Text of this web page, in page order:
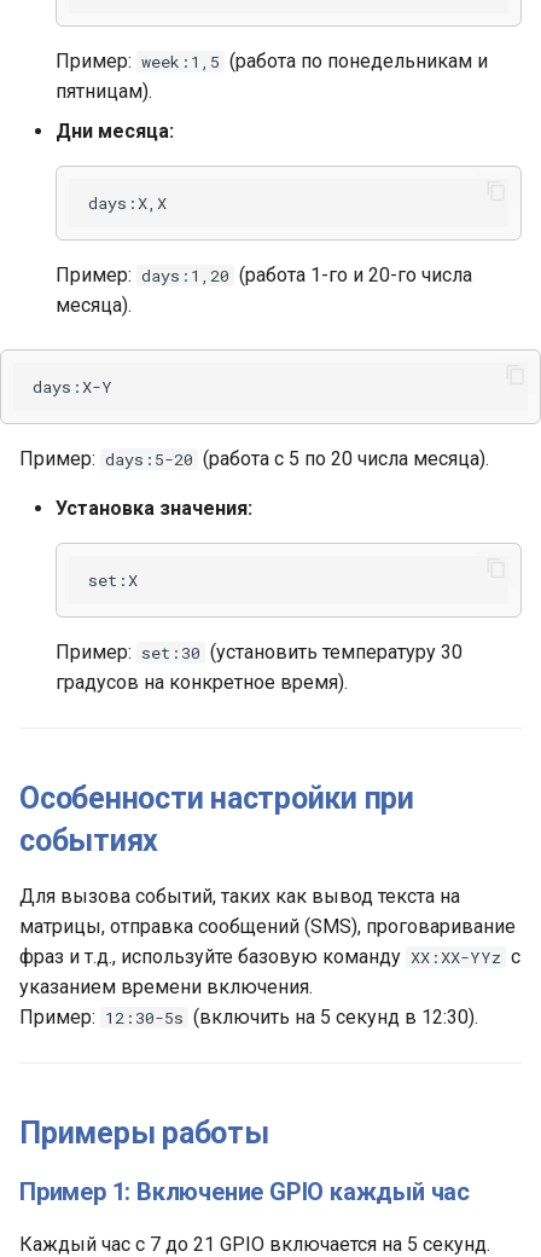
Пример: week:1,5 (работа по понедельникам и
пятницам).
Дни месяца:
Пример: days:1,20 (работа 1-го и 20-го числа
месяца).
Пример: days:5-20 (работа с 5 по 20 числа месяца).
Установка значения:
Пример: set:30 (установить температуру 30
градусов на конкретное время).
Особенности настройки при
событиях
Для вызова событий, таких как вывод текста на
матрицы, отправка сообщений (SMS), проговаривание
фраз и т.д., используйте базовую команду XX:XX-YYz с
указанием времени включения.
Пример: 12:30-5s (включить на 5 секунд в 12:30).
Примеры работы
Пример 1: Включение GPIO каждый час
Каждый час с 7 до 21 GPIO включается на 5 секунд.